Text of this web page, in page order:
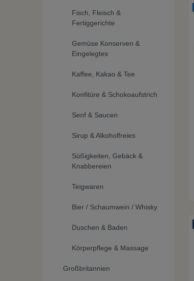
Fisch, Fleisch &
Fertiggerichte
Gemüse Konserven &
Eingelegtes
Kaffee, Kakao & Tee
Konfitüre & Schokoaufstrich
Senf & Saucen
Sirup & Alkoholfreies
Süßigkeiten, Gebäck &
Knabbereien
Teigwaren
Bier / Schaumwein / Whisky
Duschen & Baden
Körperpflege & Massage
Großbritannien